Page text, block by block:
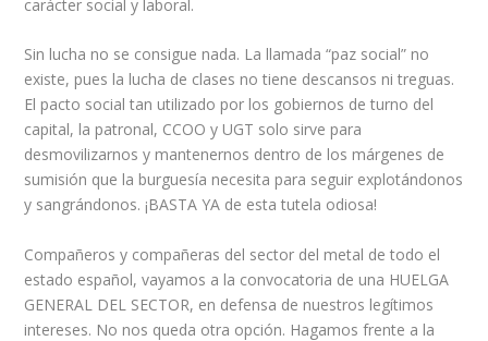
carácter social y laboral.
Sin lucha no se consigue nada. La llamada “paz social” no
existe, pues la lucha de clases no tiene descansos ni treguas.
El pacto social tan utilizado por los gobiernos de turno del
capital, la patronal, CCOO y UGT solo sirve para
desmovilizarnos y mantenernos dentro de los márgenes de
sumisión que la burguesía necesita para seguir explotándonos
y sangrándonos. ¡BASTA YA de esta tutela odiosa!
Compañeros y compañeras del sector del metal de todo el
estado español, vayamos a la convocatoria de una HUELGA
GENERAL DEL SECTOR, en defensa de nuestros legítimos
intereses. No nos queda otra opción. Hagamos frente a la